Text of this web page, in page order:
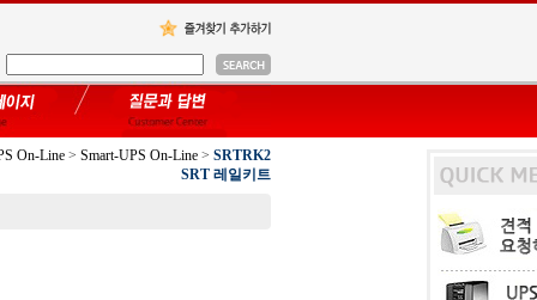
On-Line > Smart-UPS On-Line > SRTRK2
SRT 레일키트